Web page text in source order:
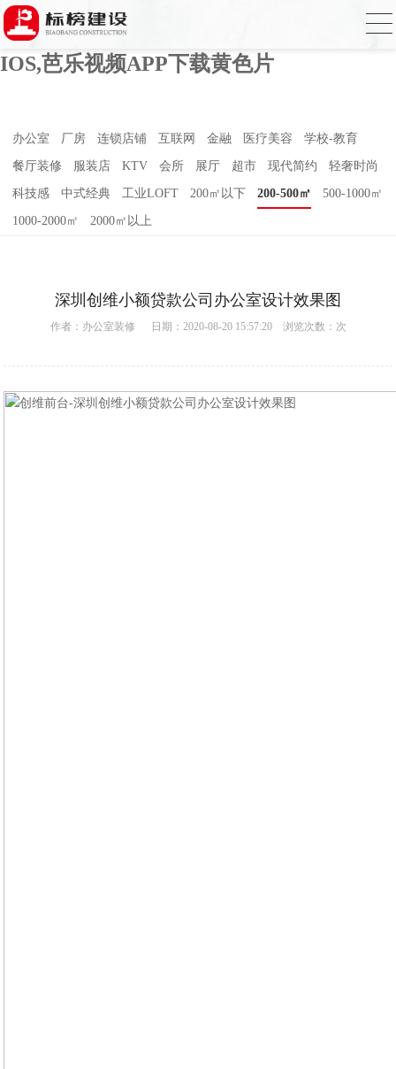
芭乐APP官方网站下载进入,芭乐APP下载
网址进入18免费破解,芭乐视频APP下载
IOS,芭乐视频APP下载黄色片
办公室 厂房 连锁店铺 互联网 金融 医疗美容 学校-教育
餐厅装修 服装店 KTV 会所 展厅 超市 现代简约 轻奢时尚
科技感 中式经典 工业LOFT 200㎡以下 200-500㎡ 500-1000㎡
1000-2000㎡ 2000㎡以上
深圳创维小额贷款公司办公室设计效果图
作者： 办公室装修 日期：2020-08-20 15:57:20 浏览次数： 次